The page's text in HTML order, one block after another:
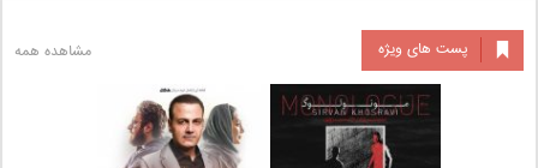
پست های ویژه مشاهده همه